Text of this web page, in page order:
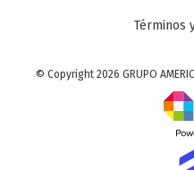
Términos
© Copyright 2026 GRUPO